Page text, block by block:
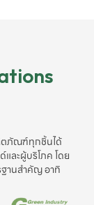
ตภัณฑ์ทุกชิ้นได้
ละผู้บริโภค โดย
ฐานสำคัญ อาทิ